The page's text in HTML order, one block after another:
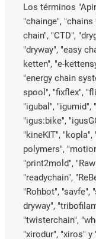
Los términos
"chainge",
chain", "CTD",
"dryway", "easy
ketten", "e-
"energy chain
spool", "fixflex",
"igubal", "igumid",
"igus:bike",
"kineKIT",
polymers",
"print2mold",
"readychain",
"Rohbot", "savfe",
dryway",
"twisterchain",
"xirodur", "xiros"